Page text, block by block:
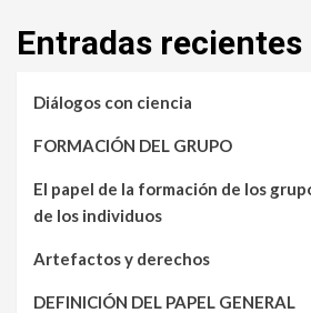
Entradas recientes
Diálogos con ciencia
FORMACIÓN DEL GRUPO
El papel de la formación de los
de los individuos
Artefactos y derechos
DEFINICIÓN DEL PAPEL GENERAL